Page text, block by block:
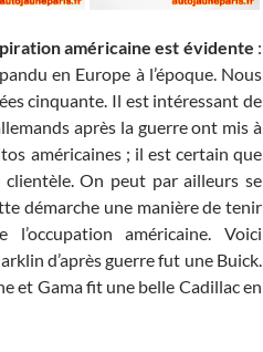
américaine est évidente :
en Europe à l’époque. Nous
cinquante. Il est intéressant de
après la guerre ont mis à
américaines ; il est certain que
On peut par ailleurs se
démarche une manière de tenir
américaine. Voici
d’après guerre fut une Buick.
et Gama fit une belle Cadillac en